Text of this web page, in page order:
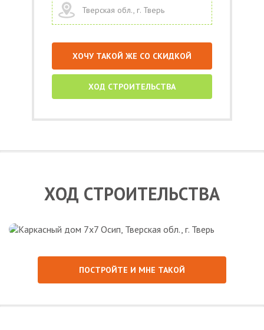
Тверская обл., г. Тверь
ХОЧУ ТАКОЙ ЖЕ СО СКИДКОЙ
ХОД СТРОИТЕЛЬСТВА
ХОД СТРОИТЕЛЬСТВА
ПОСТРОЙТЕ И МНЕ ТАКОЙ